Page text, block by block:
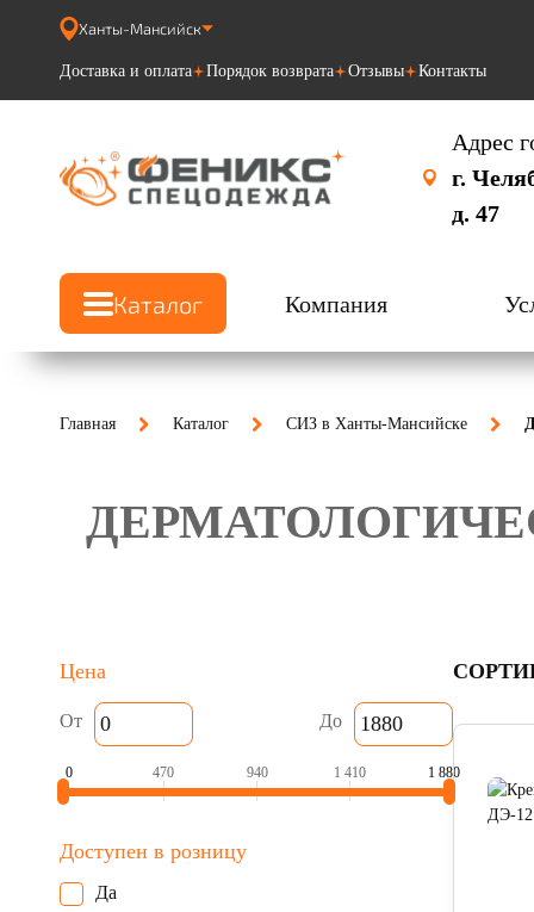
Ханты-Мансийск
Доставка и оплата Порядок возврата Отзывы Контакты
Адрес
г.
д. 47
Каталог Компания
Главная Каталог СИЗ в Ханты-Мансийске
Цена
От До
0 470 940 1 410 1 880
Доступен в розницу
Да